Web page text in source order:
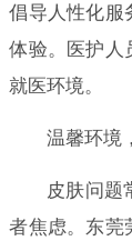
倡导人性化服
体验。医护人
就医环境。
温馨环境
皮肤问题
者焦虑。东莞